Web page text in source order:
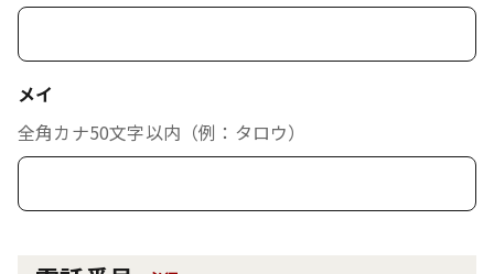
メイ
全角カナ50文字以内（例：タロウ）